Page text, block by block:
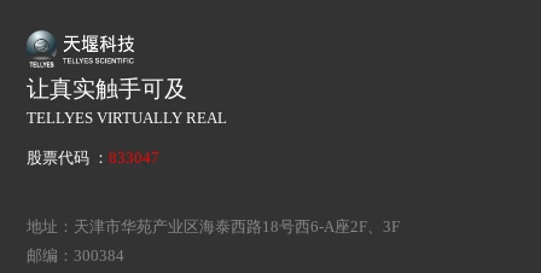
让真实触手可及
TELLYES VIRTUALLY REAL
股票代码 ：833047
地址：天津市华苑产业区海泰西路18号西6-A座2F、3F
邮编：300384